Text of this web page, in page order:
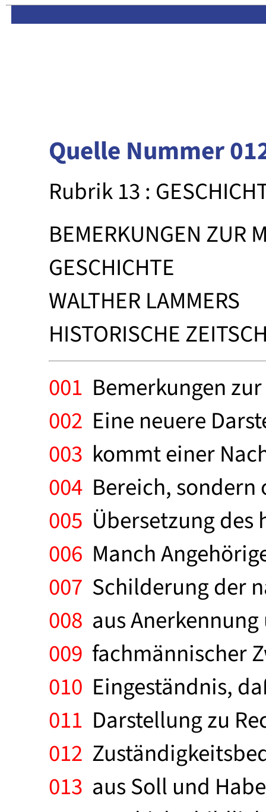
Quelle Nummer
Rubrik 13 :
BEMERKUNGEN ZUR
GESCHICHTE
WALTHER LAMMERS
HISTORISCHE
001 Bemerkungen
002 Eine neuere
003 kommt einer
004 Bereich,
005 Übersetzung des
006 Manch
007 Schilderung der
008 aus
009 fachmännischer
010 Eingeständnis,
011 Darstellung zu
012
013 aus Soll und